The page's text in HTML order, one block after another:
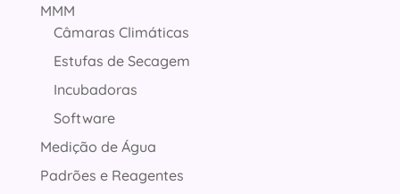
MMM
Câmaras Climáticas
Estufas de Secagem
Incubadoras
Software
Medição de Água
Padrões e Reagentes